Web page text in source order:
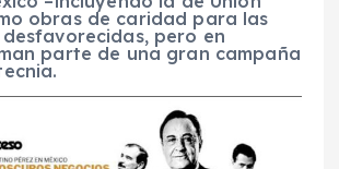
obras de caridad para las
pero en
parte de una gran campaña